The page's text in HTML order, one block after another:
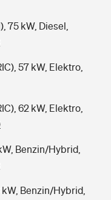
75 kW, Diesel,
57 kW, Elektro,
62 kW, Elektro,
Benzin/Hybrid,
kW, Benzin/Hybrid,